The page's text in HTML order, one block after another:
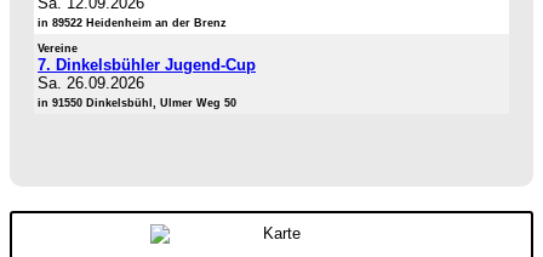
in 89522 Heidenheim an der Brenz
Vereine
7. Dinkelsbühler Jugend-Cup
Sa. 26.09.2026
in 91550 Dinkelsbühl, Ulmer Weg 50